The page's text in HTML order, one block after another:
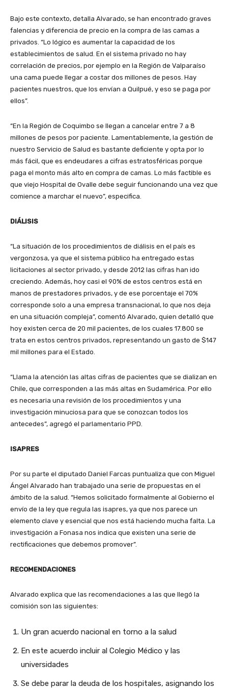
Bajo este contexto, detalla Alvarado, se han encontrado graves
falencias y diferencia de precio en la compra de las camas a
privados. “Lo lógico es aumentar la capacidad de los
establecimientos de salud. En el sistema privado no hay
correlación de precios, por ejemplo en la Región de Valparaíso
una cama puede llegar a costar dos millones de pesos. Hay
pacientes nuestros, que los envían a Quilpué, y eso se paga por
ellos”.
“En la Región de Coquimbo se llegan a cancelar entre 7 a 8
millones de pesos por paciente. Lamentablemente, la gestión de
nuestro Servicio de Salud es bastante deficiente y opta por lo
más fácil, que es endeudares a cifras estratosféricas porque
paga el monto más alto en compra de camas. Lo más factible es
que viejo Hospital de Ovalle debe seguir funcionando una vez que
comience a marchar el nuevo”, especifica.
DIÁLISIS
“La situación de los procedimientos de diálisis en el país es
vergonzosa, ya que el sistema público ha entregado estas
licitaciones al sector privado, y desde 2012 las cifras han ido
creciendo. Además, hoy casi el 90% de estos centros está en
manos de prestadores privados, y de ese porcentaje el 70%
corresponde solo a una empresa transnacional, lo que nos deja
en una situación compleja”, comentó Alvarado, quien detalló que
hoy existen cerca de 20 mil pacientes, de los cuales 17.800 se
trata en estos centros privados, representando un gasto de $147
mil millones para el Estado.
“Llama la atención las altas cifras de pacientes que se dializan en
Chile, que corresponden a las más altas en Sudamérica. Por ello
es necesaria una revisión de los procedimientos y una
investigación minuciosa para que se conozcan todos los
antecedes”, agregó el parlamentario PPD.
ISAPRES
Por su parte el diputado Daniel Farcas puntualiza que con Miguel
Ángel Alvarado han trabajado una serie de propuestas en el
ámbito de la salud. “Hemos solicitado formalmente al Gobierno el
envío de la ley que regula las isapres, ya que nos parece un
elemento clave y esencial que nos está haciendo mucha falta. La
investigación a Fonasa nos indica que existen una serie de
rectificaciones que debemos promover”.
RECOMENDACIONES
Alvarado explica que las recomendaciones a las que llegó la
comisión son las siguientes:
Un gran acuerdo nacional en torno a la salud
En este acuerdo incluir al Colegio Médico y las
universidades
Se debe parar la deuda de los hospitales, asignando los